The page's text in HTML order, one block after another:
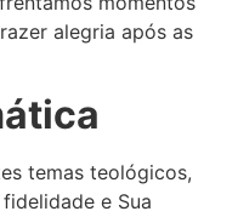
alegria após as
temas teológicos,
e Sua